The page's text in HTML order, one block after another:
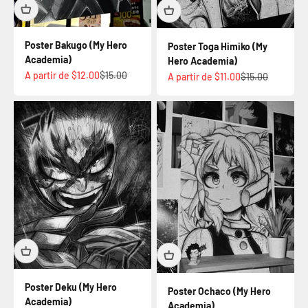
Poster Bakugo (My Hero
Academia)
Prix de vente
A partir de $12.00Prix normal
$15.00
Poster Toga Himiko (My
Hero Academia)
Prix de vente
A partir de $11.00Prix normal
$15.00
Poster Deku (My Hero
Academia)
Poster Ochaco (My Hero
Academia)